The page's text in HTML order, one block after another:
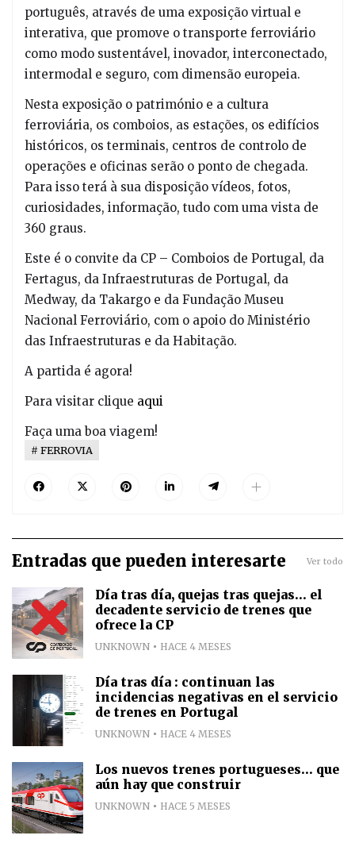
português, através de uma exposição virtual e
interativa, que promove o transporte ferroviário
como modo sustentável, inovador, interconectado,
intermodal e seguro, com dimensão europeia.
Nesta exposição o património e a cultura
ferroviária, os comboios, as estações, os edifícios
históricos, os terminais, centros de controlo de
operações e oficinas serão o ponto de chegada.
Para isso terá à sua disposição vídeos, fotos,
curiosidades, informação, tudo com uma vista de
360 graus.
Este é o convite da CP – Comboios de Portugal, da
Fertagus, da Infraestruturas de Portugal, da
Medway, da Takargo e da Fundação Museu
Nacional Ferroviário, com o apoio do Ministério
das Infraestruturas e da Habitação.
A partida é agora!
Para visitar clique aqui
Faça uma boa viagem!
FERROVIA
Entradas que pueden interesarte Ver todo
Día tras día, quejas tras quejas... el
decadente servicio de trenes que
ofrece la CP
UNKNOWN HACE 4 MESES
Día tras día : continuan las
incidencias negativas en el servicio
de trenes en Portugal
UNKNOWN HACE 4 MESES
Los nuevos trenes portugueses... que
aún hay que construir
UNKNOWN HACE 5 MESES